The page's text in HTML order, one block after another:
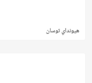
هيونداي توسان